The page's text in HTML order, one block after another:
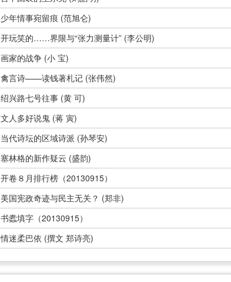
少年情事宛留痕 (范旭仑)
开玩笑的……界限与“张力测量计” (李公明)
画家的战争 (小 宝)
禽言诗——读钱著札记 (张伟然)
绍兴路七号往事 (黄 可)
文人多好说鬼 (蒋 寅)
当代诗坛的区域诗派 (孙琴安)
塞林格的新作疑云 (盛韵)
开卷８月排行榜（20130915）
美国宪政奇迹与民主无关？ (郑非)
书蠹填字（20130915）
情迷柔巴依 (撰文 郑诗亮)